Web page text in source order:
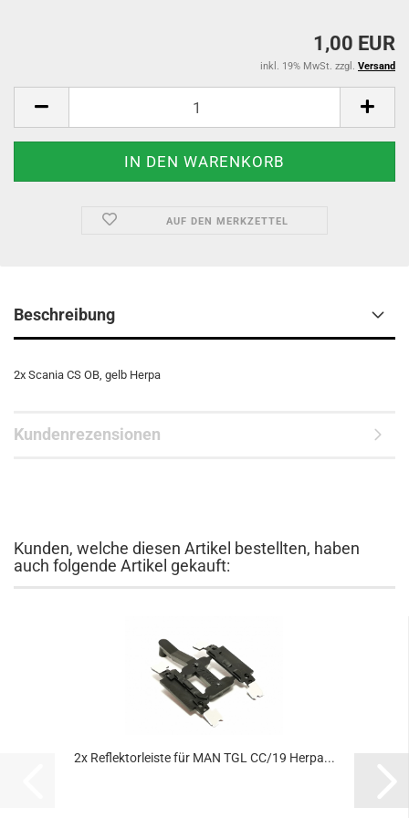
1,00 EUR
inkl. 19% MwSt. zzgl. Versand
AUF DEN MERKZETTEL
Beschreibung
2x Scania CS OB, gelb Herpa
Kundenrezensionen
Kunden, welche diesen Artikel bestellten, haben
auch folgende Artikel gekauft:
2x Reflektorleiste für MAN TGL CC/19 Herpa...